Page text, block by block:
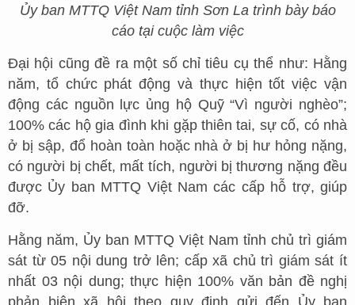
Ủy ban MTTQ Việt Nam tỉnh Sơn La trình bày báo
cáo tại cuộc làm việc
Đại hội cũng đề ra một số chỉ tiêu cụ thể như: Hằng
năm, tổ chức phát động và thực hiện tốt việc vận
động các nguồn lực ủng hộ Quỹ “Vì người nghèo”;
100% các hộ gia đình khi gặp thiên tai, sự cố, có nhà
ở bị sập, đổ hoàn toàn hoặc nhà ở bị hư hỏng nặng,
có người bị chết, mất tích, người bị thương nặng đều
được Ủy ban MTTQ Việt Nam các cấp hỗ trợ, giúp
đỡ.
Hằng năm, Ủy ban MTTQ Việt Nam tỉnh chủ trì giám
sát từ 05 nội dung trở lên; cấp xã chủ trì giám sát ít
nhất 03 nội dung; thực hiện 100% văn bản đề nghị